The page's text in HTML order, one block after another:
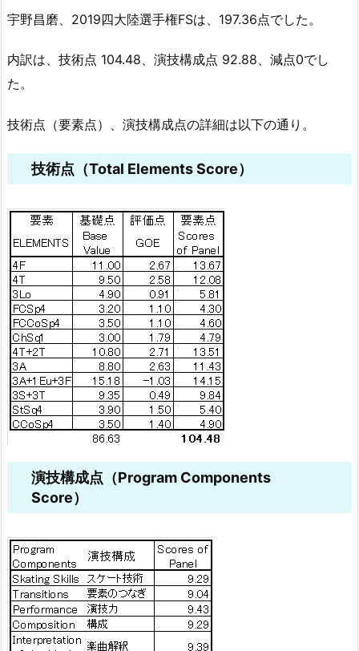
宇野昌磨、2019四大陸選手権FSは、197.36点でした。
内訳は、技術点 104.48、演技構成点 92.88、減点0でし
た。
技術点（要素点）、演技構成点の詳細は以下の通り。
技術点（Total Elements Score）
演技構成点（Program Components
Score）